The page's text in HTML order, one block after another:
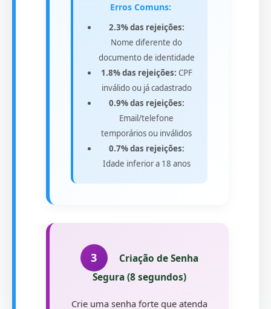
Erros Comuns:
2.3% das rejeições:
Nome diferente do
documento de identidade
1.8% das rejeições: CPF
inválido ou já cadastrado
0.9% das rejeições:
Email/telefone
temporários ou inválidos
0.7% das rejeições:
Idade inferior a 18 anos
3
Criação de Senha
Segura (8 segundos)
Crie uma senha forte que atenda